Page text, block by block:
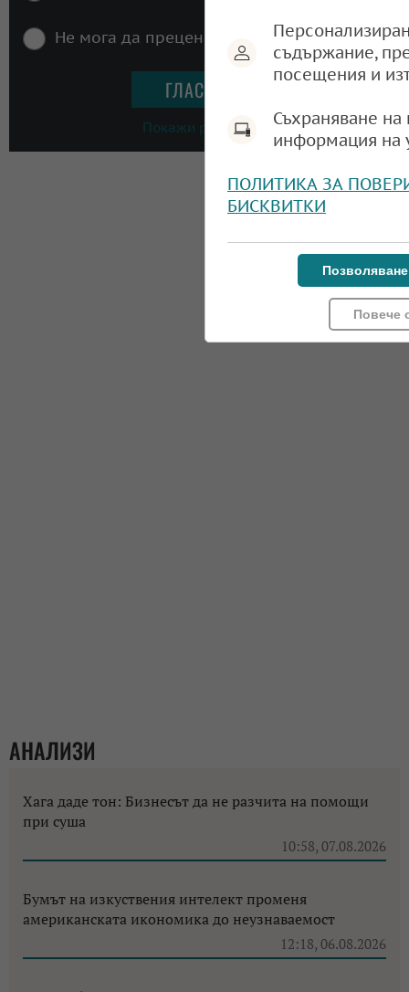
Не мога да преценя
Покажи резултати
АНАЛИЗИ
Хага даде тон: Бизнесът да не разчита на помощи
при суша
10:58, 07.08.2026
Бумът на изкуствения интелект променя
американската икономика до неузнаваемост
12:18, 06.08.2026
съдържание,
посещения и
Съхраняване
информация на
ПОЛИТИКА ЗА
БИСКВИТКИ
Повече